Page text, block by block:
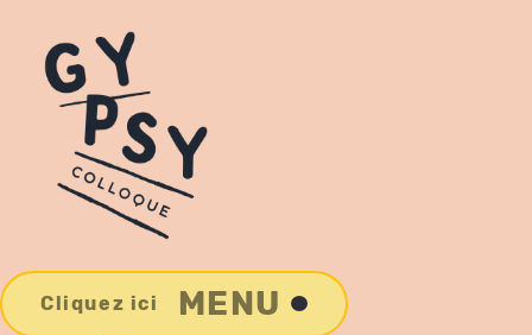
Cliquez ici MENU